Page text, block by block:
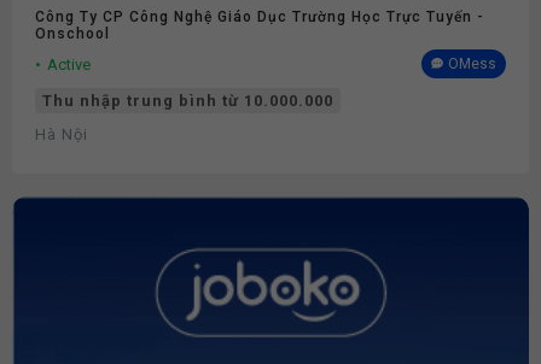
Công Ty CP Công Nghệ Giáo Dục Trường Học Trực Tuyến -
Onschool
Active OMess
Thu nhập trung bình từ 10.000.000
Hà Nội